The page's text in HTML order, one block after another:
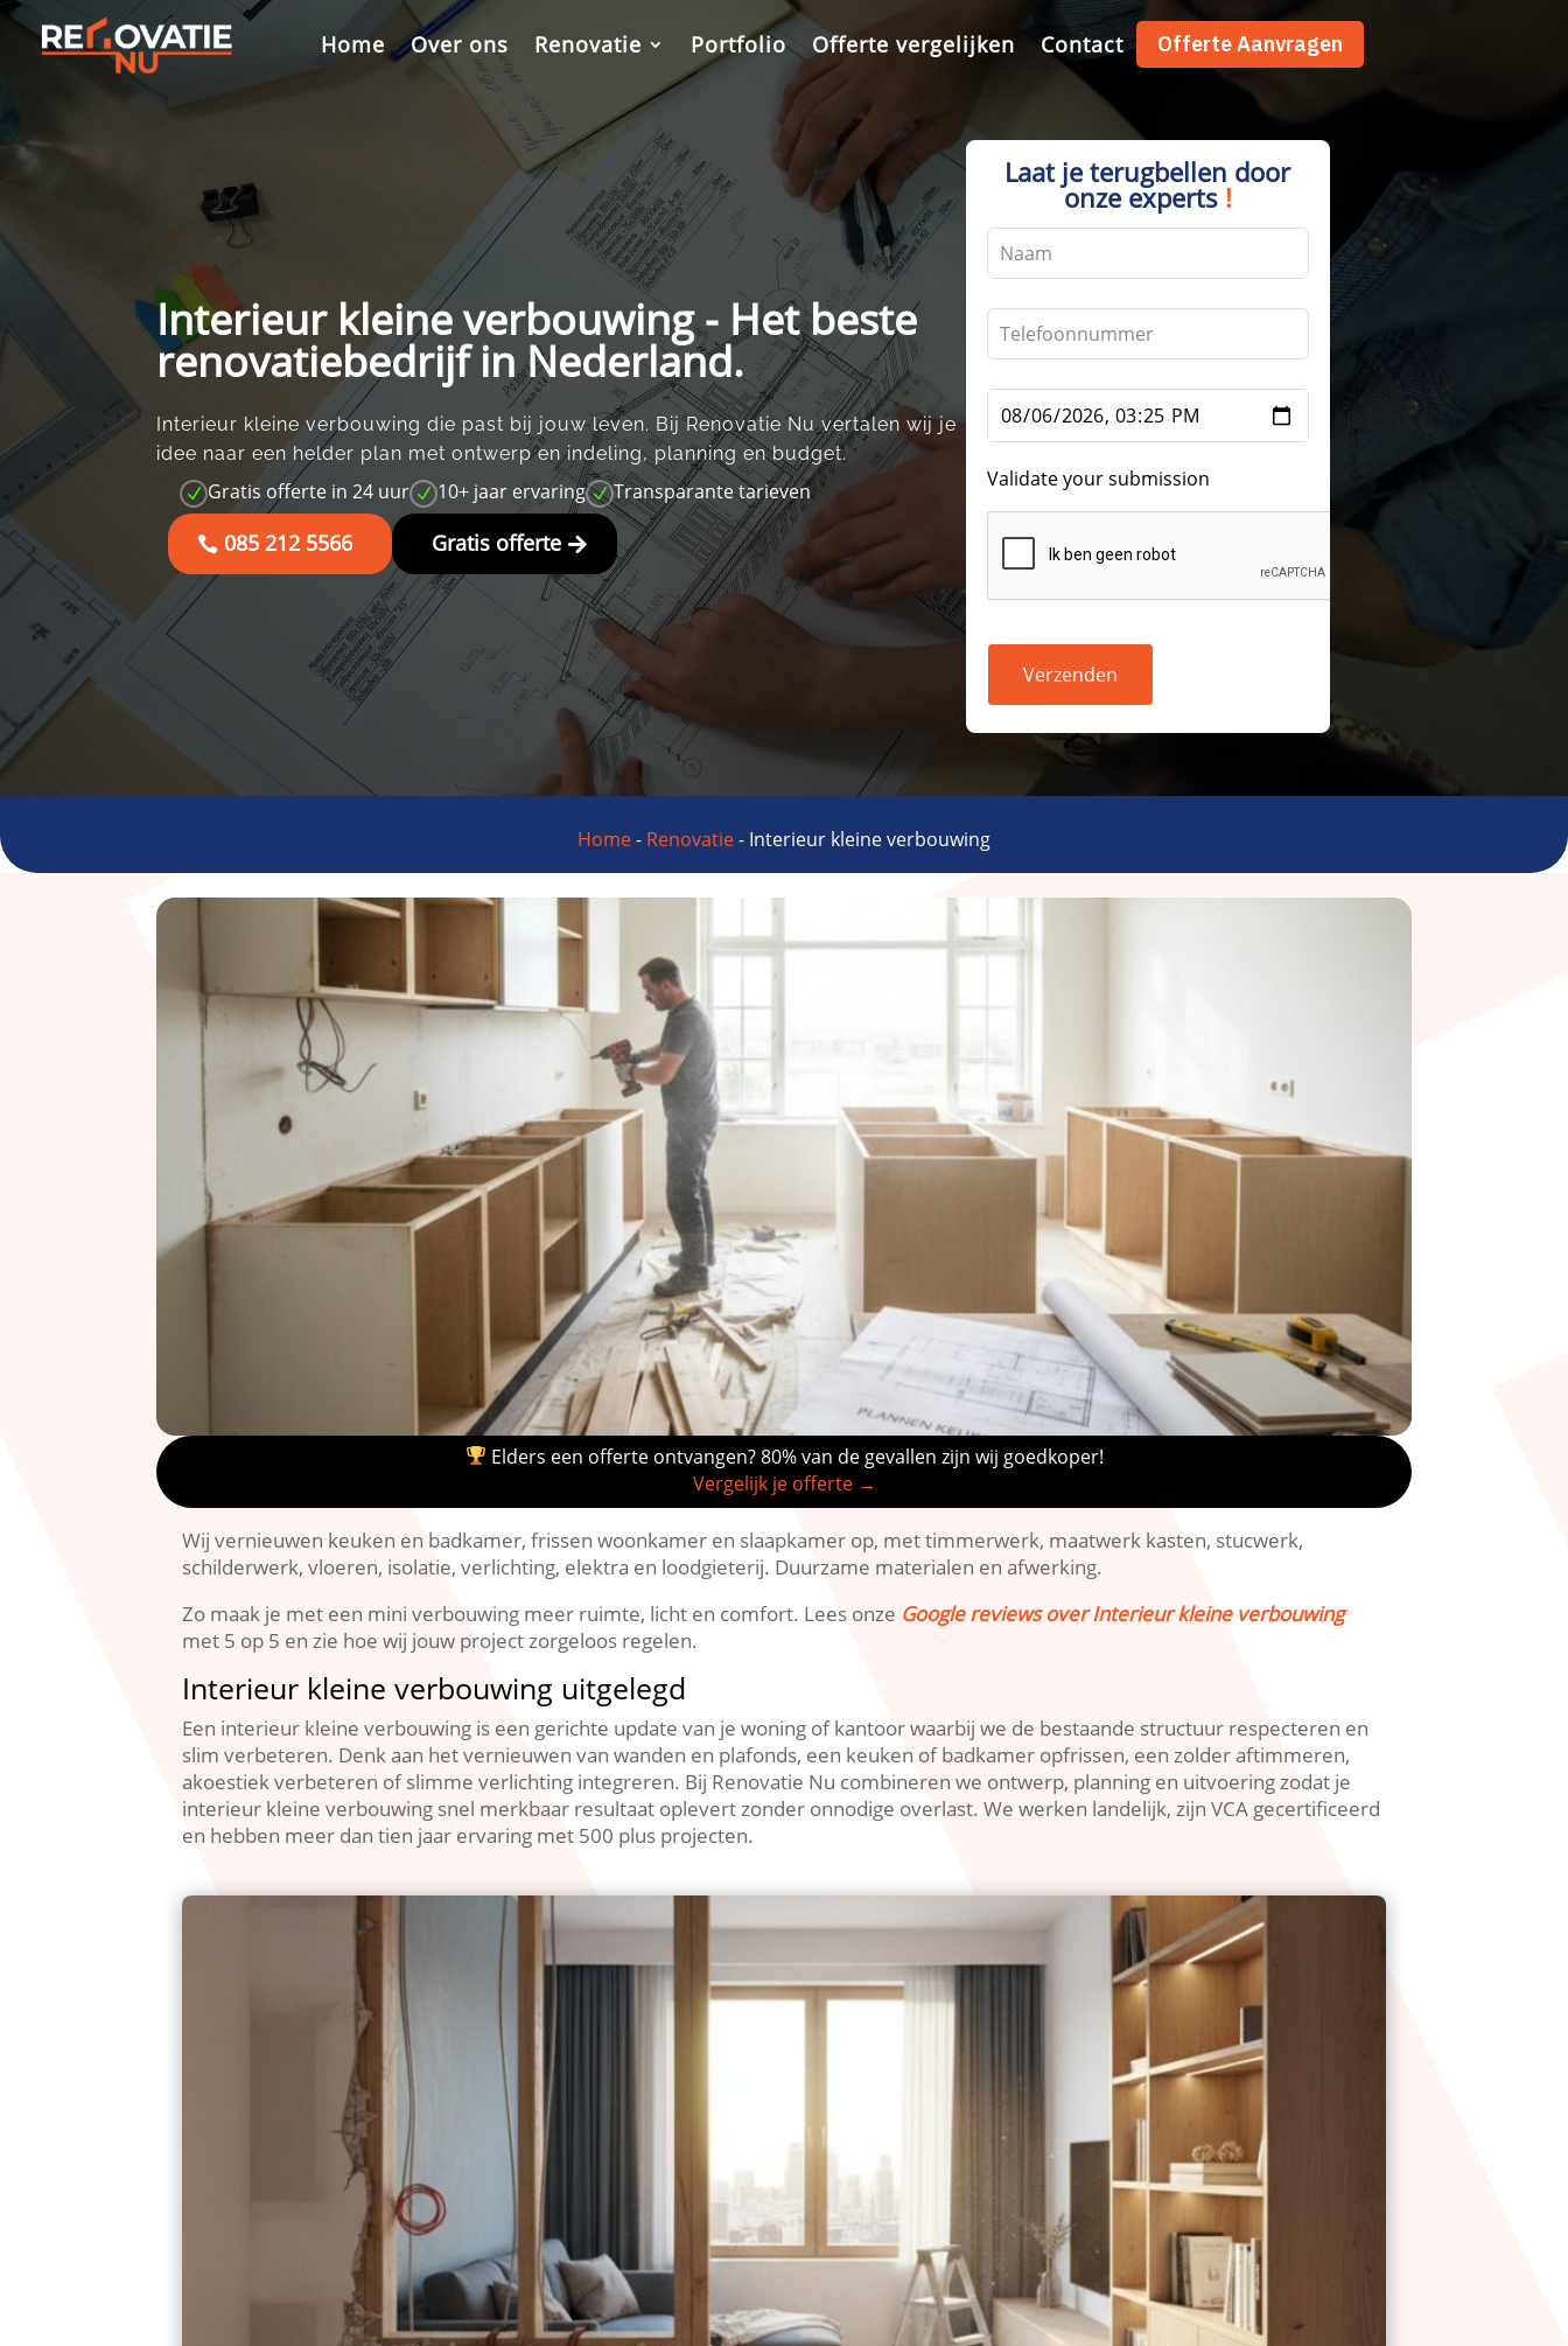
Home Over ons Renovatie Portfolio Offerte vergelijken Contact Offerte Aanvragen
Videospeler
Interieur kleine verbouwing - Het beste
renovatiebedrijf in Nederland.
Interieur kleine verbouwing die past bij jouw leven.​ Bij Renovatie Nu vertalen wij je
idee naar een helder plan met ontwerp en indeling, planning en budget.​
N Gratis offerte in 24 uur N 10+ jaar ervaring N Transparante tarieven
085 212 5566 Gratis offerte
Laat je terugbellen door
onze experts !
Leave
this
blank
Validate your submission
Verzenden
Home- Renovatie- Interieur kleine verbouwing
Elders een offerte ontvangen? 80% van de gevallen zijn wij goedkoper!
Vergelijk je offerte →
Wij vernieuwen keuken en badkamer, frissen woonkamer en slaapkamer op, met timmerwerk, maatwerk kasten, stucwerk,
schilderwerk, vloeren, isolatie, verlichting, elektra en loodgieterij.​ Duurzame materialen en afwerking.​
Zo maak je met een mini verbouwing meer ruimte, licht en comfort.​ Lees onze Google reviews over Interieur kleine verbouwing
met 5 op 5 en zie hoe wij jouw project zorgeloos regelen.​
Interieur kleine verbouwing uitgelegd
Een interieur kleine verbouwing is een gerichte update van je woning of kantoor waarbij we de bestaande structuur respecteren en
slim verbeteren.​ Denk aan het vernieuwen van wanden en plafonds, een keuken of badkamer opfrissen, een zolder aftimmeren,
akoestiek verbeteren of slimme verlichting integreren.​ Bij Renovatie Nu combineren we ontwerp, planning en uitvoering zodat je
interieur kleine verbouwing snel merkbaar resultaat oplevert zonder onnodige overlast.​ We werken landelijk, zijn VCA gecertificeerd
en hebben meer dan tien jaar ervaring met 500 plus projecten.​